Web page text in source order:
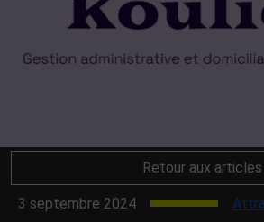
Retour aux articles
3 septembre 2024